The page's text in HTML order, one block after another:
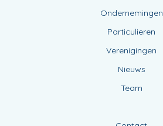
Ondernemingen
Particulieren
Verenigingen
Nieuws
Team